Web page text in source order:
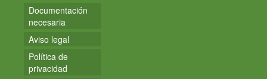
Documentación
necesaria
Aviso legal
Política de
privacidad